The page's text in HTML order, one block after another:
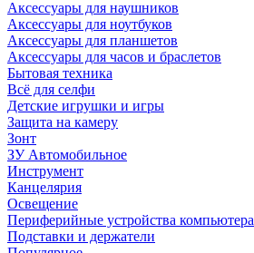
Аксессуары для наушников
Аксессуары для ноутбуков
Аксессуары для планшетов
Аксессуары для часов и браслетов
Бытовая техника
Всё для селфи
Детские игрушки и игры
Защита на камеру
Зонт
ЗУ Автомобильное
Инструмент
Канцелярия
Освещение
Периферийные устройства компьютера
Подставки и держатели